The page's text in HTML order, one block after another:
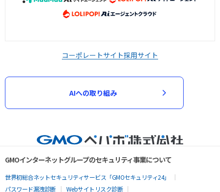
コーポレートサイト採用サイト
AIへの取り組み
GMOインターネットグループのセキュリティ事業について
世界初総合ネットセキュリティサービス「GMOセキュリティ24」
パスワード漏洩診断
Webサイトリスク診断